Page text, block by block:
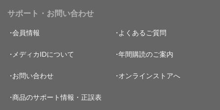
サポート・お問い合わせ
会員情報 よくあるご質問
メディカIDについて 年間購読のご案内
お問い合わせ オンラインストアへ
商品のサポート情報・正誤表